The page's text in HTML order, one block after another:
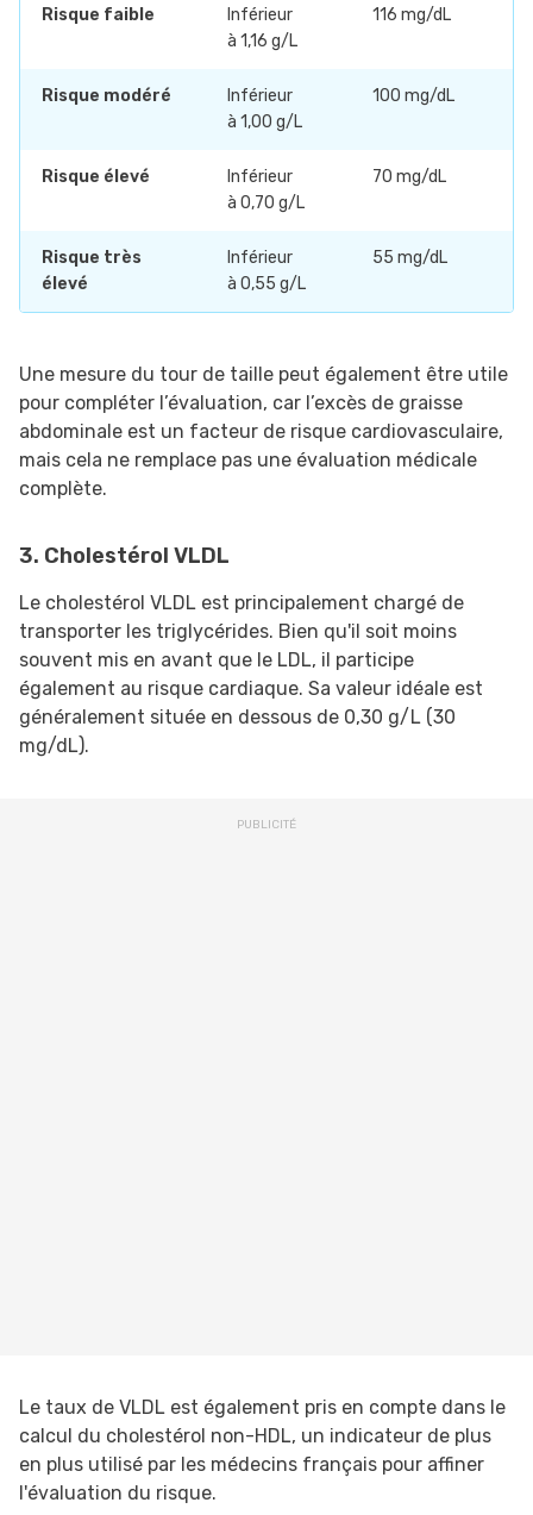
Risque faible
Inférieur
à 1,16 g/L
116 mg/dL
Risque modéré
Inférieur
à 1,00 g/L
100 mg/dL
Risque élevé
Inférieur
à 0,70 g/L
70 mg/dL
Risque très
élevé
Inférieur
à 0,55 g/L
55 mg/dL
Une mesure du tour de taille peut également être utile
pour compléter l’évaluation, car l’excès de graisse
abdominale est un facteur de risque cardiovasculaire,
mais cela ne remplace pas une évaluation médicale
complète.
3. Cholestérol VLDL
Le cholestérol VLDL est principalement chargé de
transporter les triglycérides. Bien qu'il soit moins
souvent mis en avant que le LDL, il participe
également au risque cardiaque. Sa valeur idéale est
généralement située en dessous de 0,30 g/L (30
mg/dL).
Le taux de VLDL est également pris en compte dans le
calcul du cholestérol non-HDL, un indicateur de plus
en plus utilisé par les médecins français pour affiner
l'évaluation du risque.